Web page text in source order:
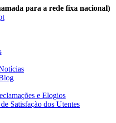
para a rede fixa nacional)
e Elogios
Satisfação dos Utentes